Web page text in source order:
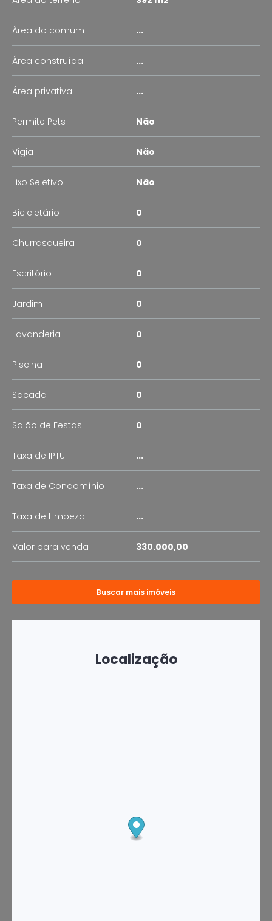
Área do comum ...
Área construída ...
Área privativa ...
Permite Pets Não
Vigia Não
Lixo Seletivo Não
Bicicletário 0
Churrasqueira 0
Escritório 0
Jardim 0
Lavanderia 0
Piscina 0
Sacada 0
Salão de Festas 0
Taxa de IPTU ...
Taxa de Condomínio ...
Taxa de Limpeza ...
Valor para venda 330.000,00
Buscar mais imóveis
Localização